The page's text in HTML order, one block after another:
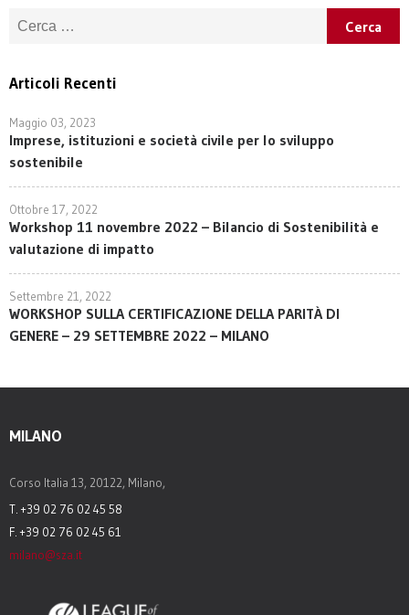
Ricerca per:
Articoli Recenti
Maggio 03, 2023
Imprese, istituzioni e società civile per lo sviluppo
sostenibile
Ottobre 17, 2022
Workshop 11 novembre 2022 – Bilancio di Sostenibilità e
valutazione di impatto
Settembre 21, 2022
WORKSHOP SULLA CERTIFICAZIONE DELLA PARITÀ DI
GENERE – 29 SETTEMBRE 2022 – MILANO
MILANO
Corso Italia 13, 20122, Milano,
T. +39 02 76 02 45 58
F. +39 02 76 02 45 61
milano@sza.it